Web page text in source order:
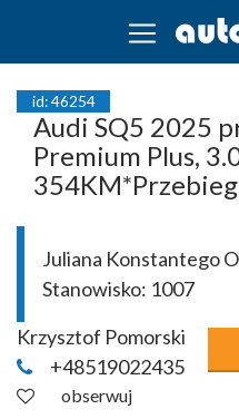
id: 46254
Audi SQ5 2025
Premium Plus,
Juliana Konstantego
Stanowisko: 1007
Krzysztof Pomorski
+48519022435
obserwuj